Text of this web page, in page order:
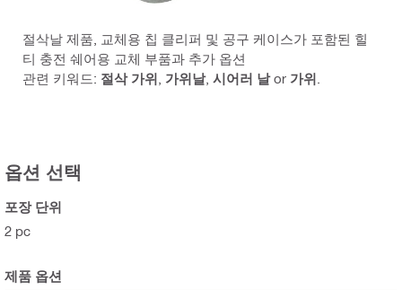
절삭날 제품, 교체용 칩 클리퍼 및 공구 케이스가 포함된 힐
티 충전 쉐어용 교체 부품과 추가 옵션
관련 키워드: 절삭 가위 가위날, 시어러 날or 가위
옵션 선택
포장 단위
2 pc
제품 옵션